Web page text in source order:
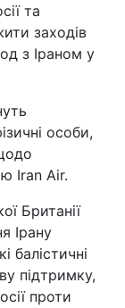
та
заходів
з Іраном у
особи,
Iran Air.
Британії
Ірану
балістичні
підтримку,
проти